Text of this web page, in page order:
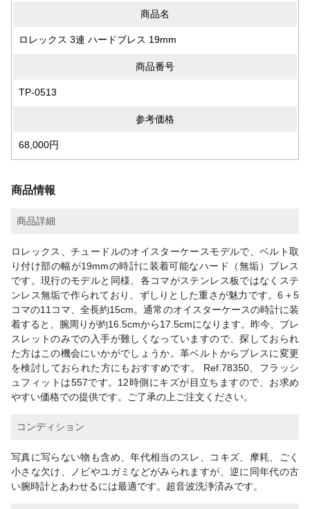
商品名
ロレックス 3連 ハードブレス 19mm
商品番号
TP-0513
参考価格
68,000円
商品情報
商品詳細
ロレックス、チュードルのオイスターケースモデルで、ベルト取
り付け部の幅が19mmの時計に装着可能なハード（無垢）ブレス
です。現行のモデルと同様、各コマがステンレス板ではなくステ
ンレス無垢で作られており、ずしりとした重さが魅力です。6＋5
コマの11コマ、全長約15cm。通常のオイスターケースの時計に装
着すると、腕周りが約16.5cmから17.5cmになります。昨今、ブレ
スレットのみでの入手が難しくなっていますので、探しておられ
た方はこの機会にいかがでしょうか。革ベルトからブレスに変更
を検討しておられた方にもおすすめです。 Ref.78350、フラッシ
ュフィットは557です。12時側にキズが目立ちますので、お求め
やすい価格での提供です。ご了承の上ご注文ください。
コンディション
写真に写らない物も含め、年代相当のスレ、コキズ、摩耗、ごく
小さな欠け、ノビやユガミなどがみられますが、逆に同年代の古
い腕時計とあわせるには最適です。超音波洗浄済みです。